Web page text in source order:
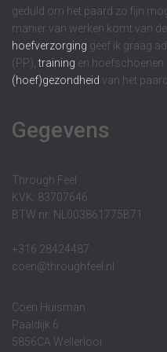
geduld om het paard zo fijn
manier van werken komt van
hoefverzorging geef ik graag
(PP),training en
(hoef)gezondheid van het paard.
Gegevens
Through Feel
KVK: 83707646
BTW nr: NL003861775B71
+316 28424487
coen@throughfeel.nl
Coen Huisman
Paaldijk 6
5856CA Wellerlooi